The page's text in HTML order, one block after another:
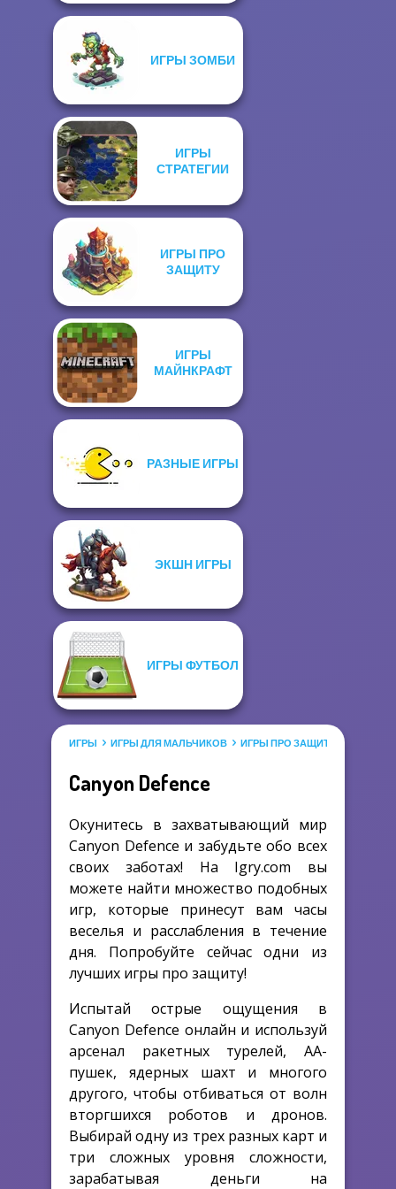
ИГРЫ ЗОМБИ
ИГРЫ
СТРАТЕГИИ
ИГРЫ ПРО
ЗАЩИТУ
ИГРЫ
МАЙНКРАФТ
РАЗНЫЕ ИГРЫ
ЭКШН ИГРЫ
ИГРЫ ФУТБОЛ
ИГРЫ ИГРЫ ДЛЯ МАЛЬЧИКОВ ИГРЫ ПРО ЗАЩИТУ
Canyon Defence
Окунитесь в захватывающий мир
Canyon Defence и забудьте обо всех
своих заботах! На Igry.com вы
можете найти множество подобных
игр, которые принесут вам часы
веселья и расслабления в течение
дня. Попробуйте сейчас одни из
лучших игры про защиту!
Испытай острые ощущения в
Canyon Defence онлайн и используй
арсенал ракетных турелей, АА-
пушек, ядерных шахт и многого
другого, чтобы отбиваться от волн
вторгшихся роботов и дронов.
Выбирай одну из трех разных карт и
три сложных уровня сложности,
зарабатывая деньги на